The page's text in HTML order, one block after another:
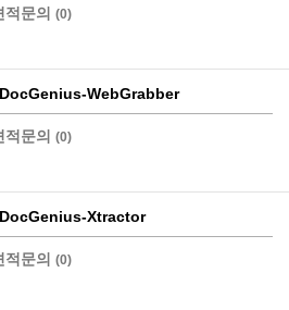
적문의 (0)
WebGrabber
적문의 (0)
Xtractor
적문의 (0)